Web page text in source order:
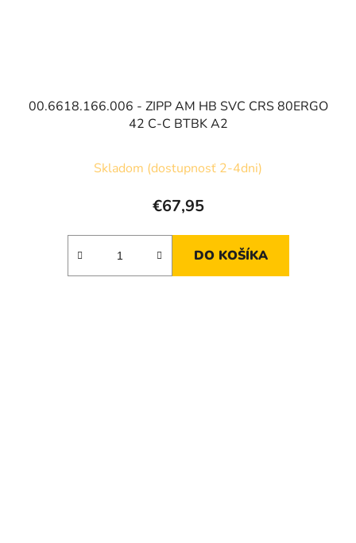
00.6618.166.006 - ZIPP AM HB SVC CRS 80ERGO
42 C-C BTBK A2
Skladom (dostupnosť 2-4dni)
€67,95
DO KOŠÍKA